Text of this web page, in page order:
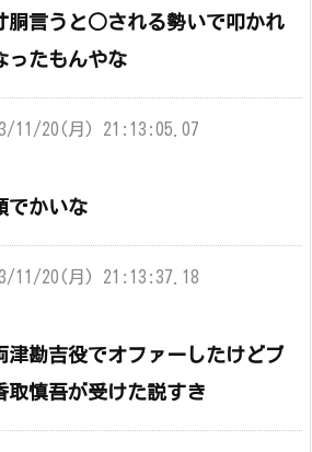
胴言うと○される勢いで叩かれ
ったもんやな
11/20(月) 21:13:05.07
でかいな
11/20(月) 21:13:37.18
津勘吉役でオファーしたけどブ
取慎吾が受けた説すき